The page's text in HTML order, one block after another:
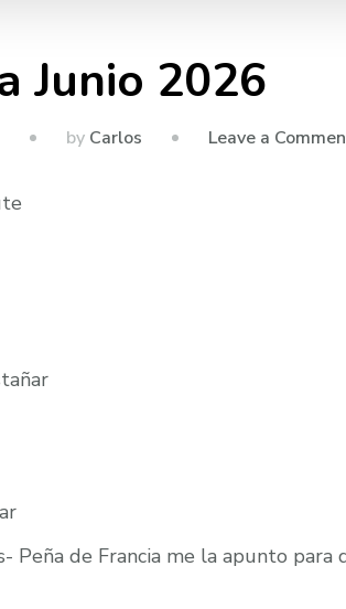
Junio 2026
by Carlos Leave a
Peña de Francia me la apunto